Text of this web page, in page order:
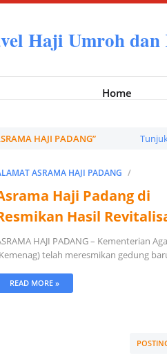
Haji Umroh
Home
HAJI PADANG
ASRAMA HAJI PADANG
Haji Padang di
Hasil
HAJI PADANG – Kementerian
telah meresmikan gedung
READ MORE »